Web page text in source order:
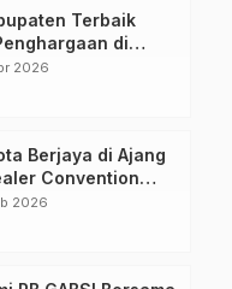
Terbaik
di
Sulbar 2027
2026
Berjaya di Ajang
Convention
2026